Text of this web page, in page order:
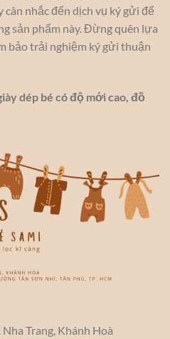
cân nhắc đến dịch vụ ký gửi để
sản phẩm này. Đừng quên lựa
bảo trải nghiệm ký gửi thuận
dép bé có độ mới cao, đồ
Trang, Khánh Hoà